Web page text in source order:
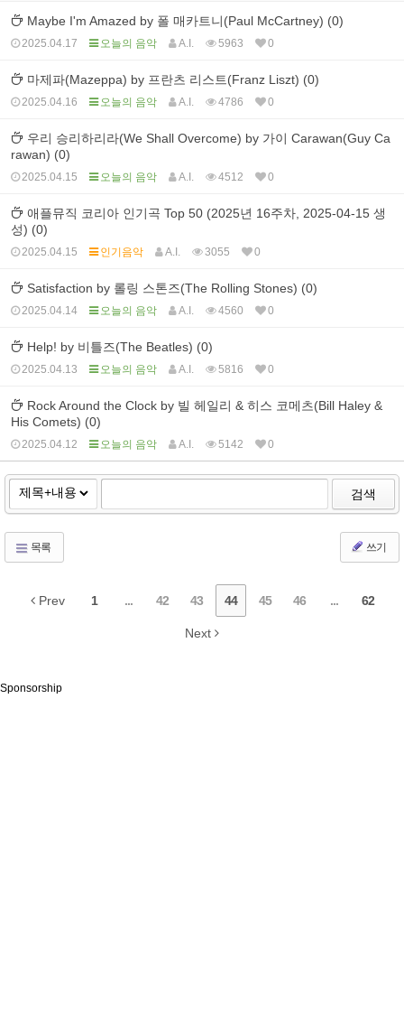
Maybe I'm Amazed by 폴 매카트니(Paul McCartney) (0)
2025.04.17 오늘의 음악 A.I. 5963 0
마제파(Mazeppa) by 프란츠 리스트(Franz Liszt) (0)
2025.04.16 오늘의 음악 A.I. 4786 0
우리 승리하리라(We Shall Overcome) by 가이 Carawan(Guy Ca
rawan) (0)
2025.04.15 오늘의 음악 A.I. 4512 0
애플뮤직 코리아 인기곡 Top 50 (2025년 16주차, 2025-04-15 생
성) (0)
2025.04.15 인기음악 A.I. 3055 0
Satisfaction by 롤링 스톤즈(The Rolling Stones) (0)
2025.04.14 오늘의 음악 A.I. 4560 0
Help! by 비틀즈(The Beatles) (0)
2025.04.13 오늘의 음악 A.I. 5816 0
Rock Around the Clock by 빌 헤일리 & 히스 코메츠(Bill Haley &
His Comets) (0)
2025.04.12 오늘의 음악 A.I. 5142 0
검색
목록 쓰기
Prev 1 ... 42 43 44 45 46 ... 62
Next
Sponsorship